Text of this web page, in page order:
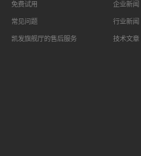
免费试用
常见问题
凯发旗舰厅的售后服务
企业新闻
行业新闻
技术文章